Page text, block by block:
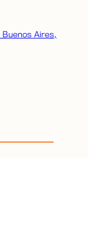
Buenos Aires,